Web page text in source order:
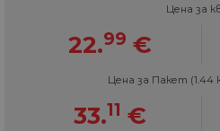
Цена за
22.99 €
Цена за Пакет (1.44
33.11 €